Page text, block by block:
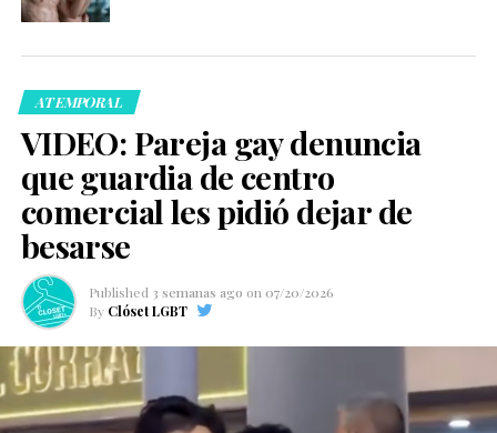
ATEMPORAL
VIDEO: Pareja gay denuncia
que guardia de centro
comercial les pidió dejar de
besarse
Published 3 semanas ago on 07/20/2026
By Clóset LGBT